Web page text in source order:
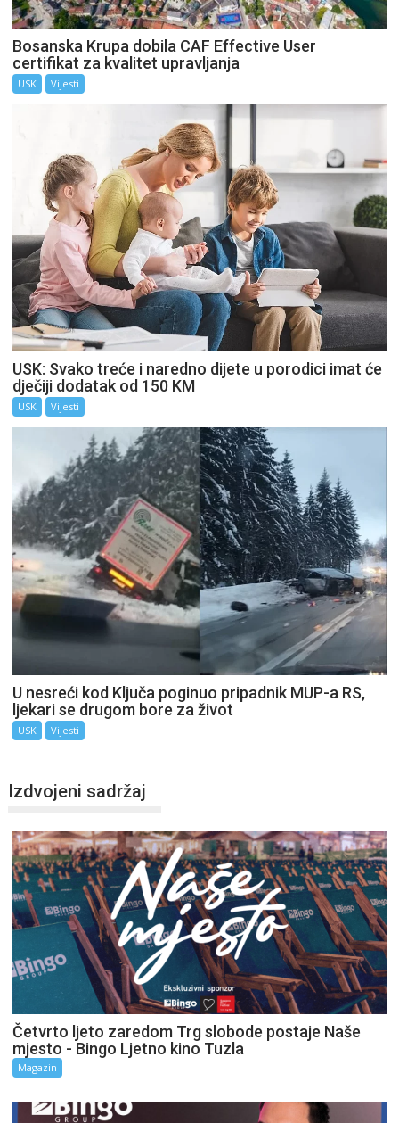
Bosanska Krupa dobila CAF Effective User
certifikat za kvalitet upravljanja
USK Vijesti
USK: Svako treće i naredno dijete u porodici imat će
dječiji dodatak od 150 KM
USK Vijesti
U nesreći kod Ključa poginuo pripadnik MUP-a RS,
ljekari se drugom bore za život
USK Vijesti
Izdvojeni sadržaj
Četvrto ljeto zaredom Trg slobode postaje Naše
mjesto - Bingo Ljetno kino Tuzla
Magazin